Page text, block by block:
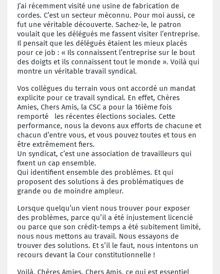
J’ai récemment visité une usine de fabrication de
cordes. C’est un secteur méconnu. Pour moi aussi, ce
fut une véritable découverte. Sachez-le, le patron
voulait que les délégués me fassent visiter l’entreprise.
Il pensait que les délégués étaient les mieux placés
pour ce job : « Ils connaissent l’entreprise sur le bout
des doigts et ils connaissent tout le monde ». Voilà qui
montre un véritable travail syndical.
Vos collègues du terrain vous ont accordé un mandat
explicite pour ce travail syndical. En effet, Chères
Amies, Chers Amis, la CSC a pour la 16ième fois
remporté les récentes élections sociales. Cette
performance, nous la devons aux efforts de chacune et
chacun d’entre vous, et vous pouvez toutes et tous en
être extrêmement fiers.
Un syndicat, c’est une association de travailleurs qui
fixent un cap ensemble.
Qui identifient ensemble des problèmes. Et qui
proposent des solutions à des problématiques de
grande ou de moindre ampleur.
Lorsque quelqu’un vient nous trouver pour exposer
des problèmes, parce qu’il a été injustement licencié
ou parce que son crédit-temps a été subitement limité,
nous nous mettons au travail. Nous essayons de
trouver des solutions. Et s’il le faut, nous intentons un
recours devant la Cour constitutionnelle !
Voilà, Chères Amies, Chers Amis, ce qui est essentiel